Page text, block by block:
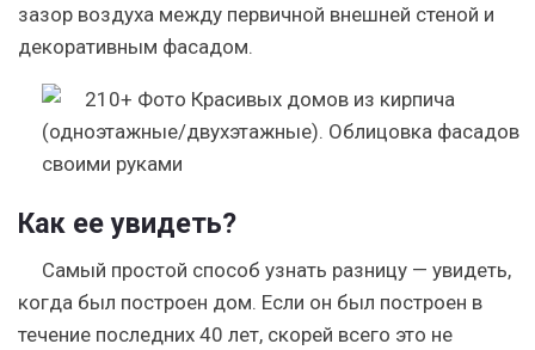
зазор воздуха между первичной внешней стеной и
декоративным фасадом.
Как ее увидеть?
Самый простой способ узнать разницу — увидеть,
когда был построен дом. Если он был построен в
течение последних 40 лет, скорей всего это не